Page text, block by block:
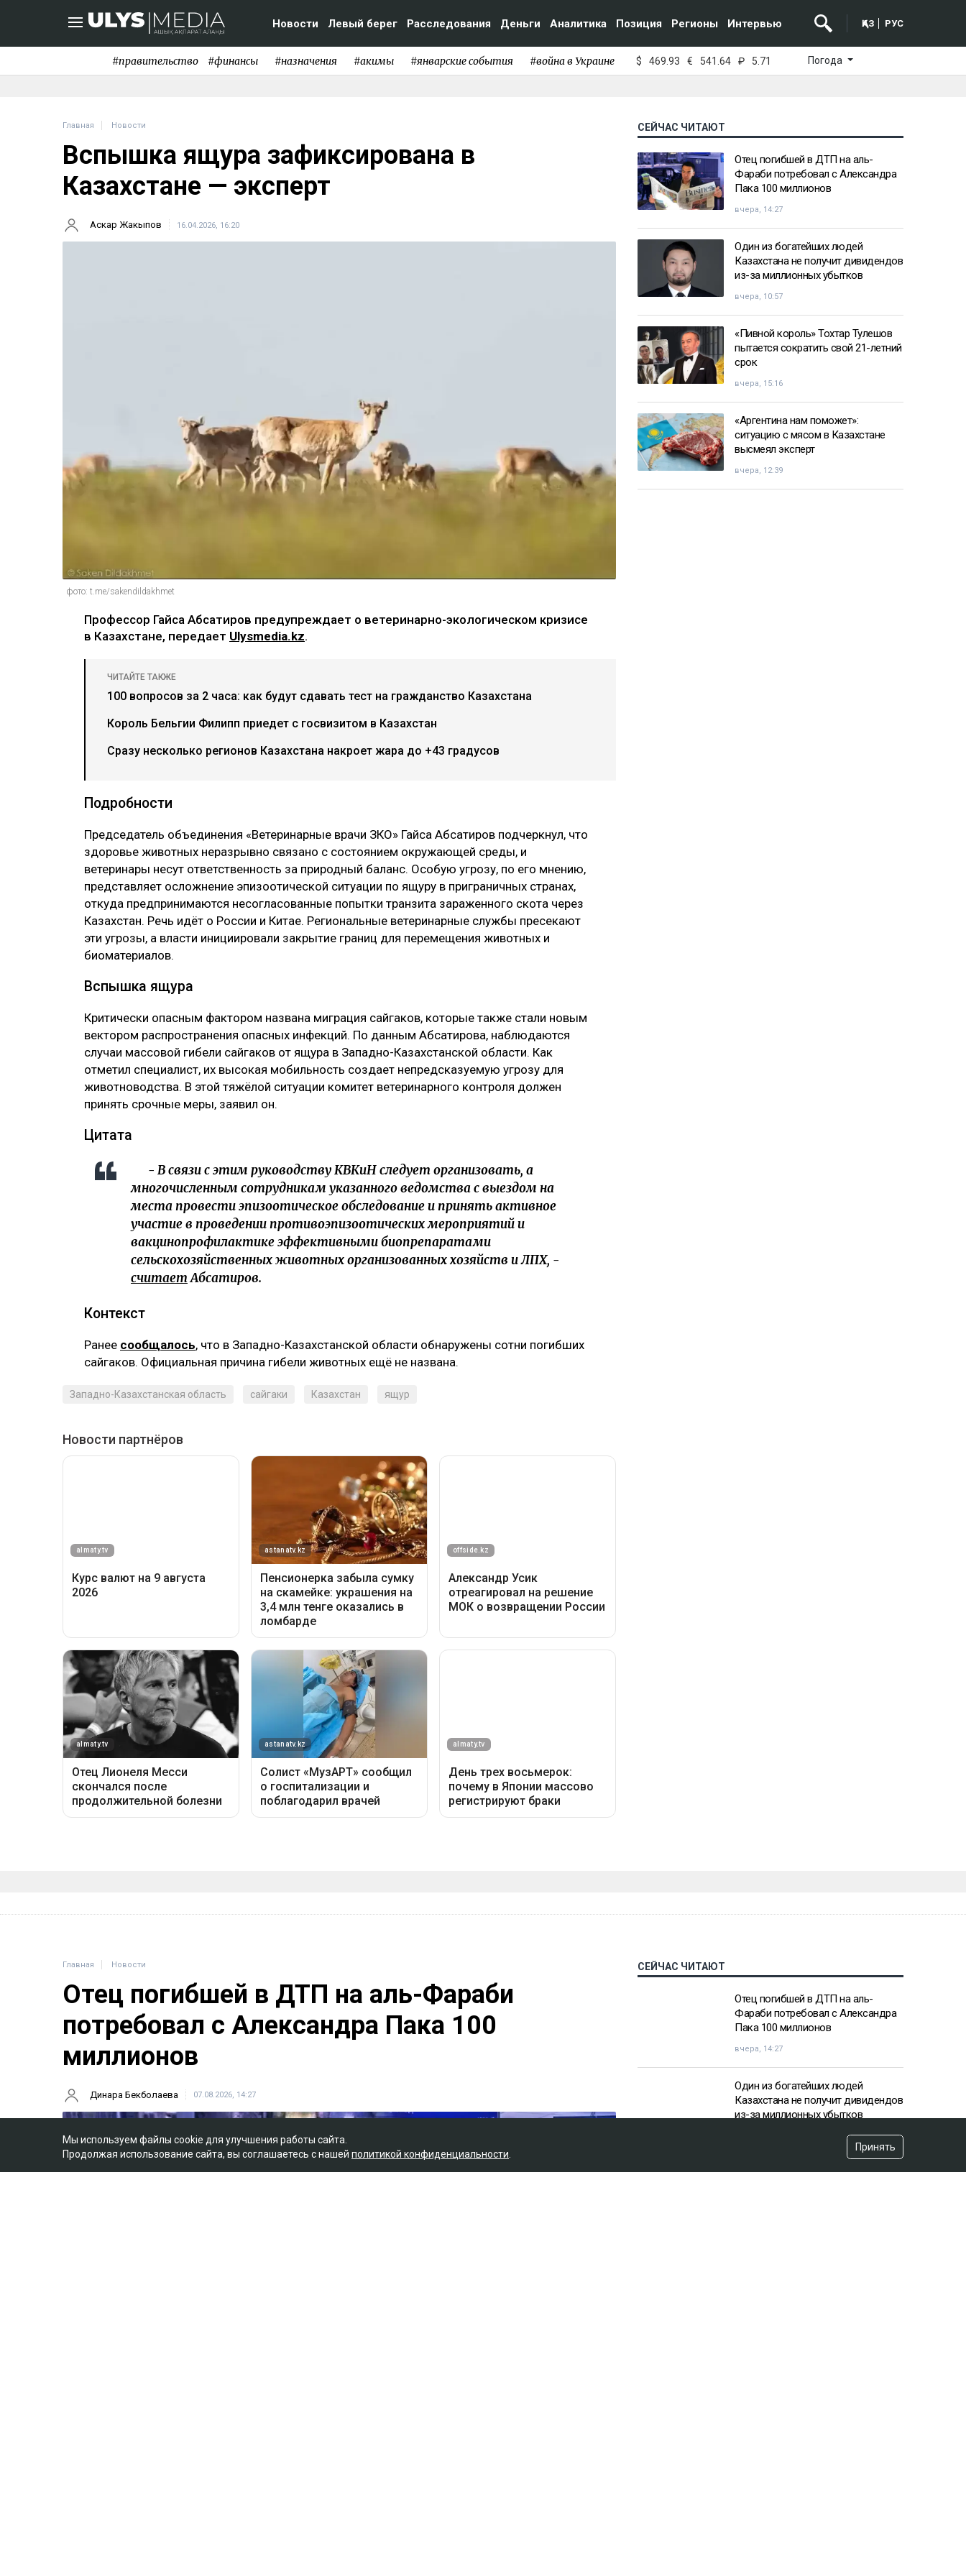
Новости Левый берег Расследования Деньги Аналитика Позиция Регионы Интервью ҚАЗ РУС
#правительство #финансы #назначения #акимы #январские события #война в Украине $ 469.93 € 541.64 ₽ 5.71 Погода
Главная Новости
Вспышка ящура зафиксирована в
Казахстане — эксперт
Аскар Жакыпов 16.04.2026, 16:20
фото: t.me/sakendildakhmet
Профессор Гайса Абсатиров предупреждает о ветеринарно-экологическом кризисе
в Казахстане, передает Ulysmedia.kz.
ЧИТАЙТЕ ТАКЖЕ
100 вопросов за 2 часа: как будут сдавать тест на гражданство Казахстана
Король Бельгии Филипп приедет с госвизитом в Казахстан
Сразу несколько регионов Казахстана накроет жара до +43 градусов
Подробности
Председатель объединения «Ветеринарные врачи ЗКО» Гайса Абсатиров подчеркнул, что
здоровье животных неразрывно связано с состоянием окружающей среды, и
ветеринары несут ответственность за природный баланс. Особую угрозу, по его мнению,
представляет осложнение эпизоотической ситуации по ящуру в приграничных странах,
откуда предпринимаются несогласованные попытки транзита зараженного скота через
Казахстан. Речь идёт о России и Китае. Региональные ветеринарные службы пресекают
эти угрозы, а власти инициировали закрытие границ для перемещения животных и
биоматериалов.
Вспышка ящура
Критически опасным фактором названа миграция сайгаков, которые также стали новым
вектором распространения опасных инфекций. По данным Абсатирова, наблюдаются
случаи массовой гибели сайгаков от ящура в Западно-Казахстанской области. Как
отметил специалист, их высокая мобильность создает непредсказуемую угрозу для
животноводства. В этой тяжёлой ситуации комитет ветеринарного контроля должен
принять срочные меры, заявил он.
Цитата
- В связи с этим руководству КВКиН следует организовать, а
многочисленным сотрудникам указанного ведомства с выездом на
места провести эпизоотическое обследование и принять активное
участие в проведении противоэпизоотических мероприятий и
вакцинопрофилактике эффективными биопрепаратами
сельскохозяйственных животных организованных хозяйств и ЛПХ, -
считаетАбсатиров.
Контекст
Ранее сообщалось, что в Западно-Казахстанской области обнаружены сотни погибших
сайгаков. Официальная причина гибели животных ещё не названа.
Западно-Казахстанская область сайгаки Казахстан ящур
СЕЙЧАС ЧИТАЮТ
Отец погибшей в ДТП на аль-
Фараби потребовал с Александра
Пака 100 миллионов
вчера, 14:27
Один из богатейших людей
Казахстана не получит дивидендов
из-за миллионных убытков
вчера, 10:57
«Пивной король» Тохтар Тулешов
пытается сократить свой 21-летний
срок
вчера, 15:16
«Аргентина нам поможет»:
ситуацию с мясом в Казахстане
высмеял эксперт
вчера, 12:39
Главная Новости
Отец погибшей в ДТП на аль-Фараби
потребовал с Александра Пака 100
миллионов
Динара Бекболаева 07.08.2026, 14:27
СЕЙЧАС ЧИТАЮТ
Отец погибшей в ДТП на аль-
Фараби потребовал с Александра
Пака 100 миллионов
вчера, 14:27
Один из богатейших людей
Казахстана не получит дивидендов
из-за миллионных убытков
«Пивной король» Тохтар Тулешов
Мы используем файлы cookie для улучшения работы сайта.
Продолжая использование сайта, вы соглашаетесь с нашей политикой конфиденциальности
Принять